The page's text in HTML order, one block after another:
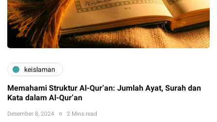
keislaman
Memahami Struktur Al-Qur’an: Jumlah Ayat, Surah dan
Kata dalam Al-Qur’an
Desember 8, 2024 2 Mins read